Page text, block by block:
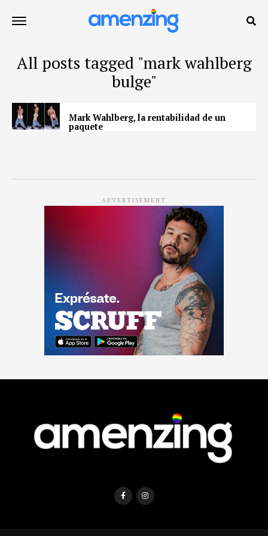
All posts tagged "mark wahlberg
bulge"
Mark Wahlberg, la rentabilidad de un
paquete
ADVERTISEMENT